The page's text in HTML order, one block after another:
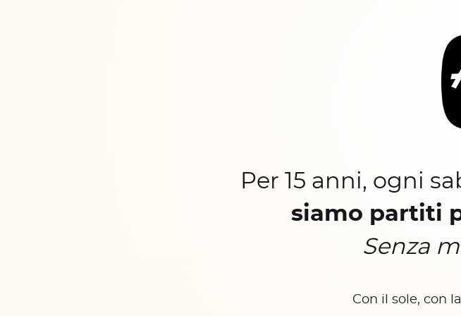
Per 15 anni, ogni
siamo partiti
Senza
Con il sole, con